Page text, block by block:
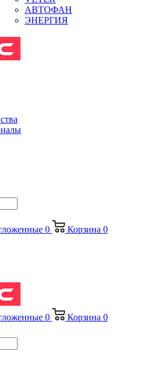
АВТОФАН
ЭНЕРГИЯ
0 Корзина 0
0 Корзина 0